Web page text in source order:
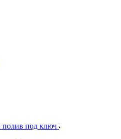
полив под ключ